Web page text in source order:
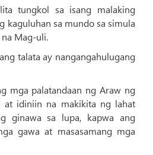
tungkol sa isang malaking
kaguluhan sa mundo sa simula
Mag-uli.
talata ay nangangahulugang
mga palatandaan ng Araw ng
at idiniin na makikita ng lahat
ginawa sa lupa, kapwa ang
gawa at masasamang mga